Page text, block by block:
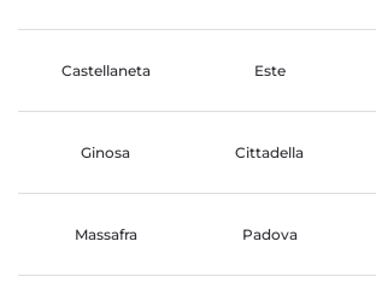
Castellaneta Este
Ginosa Cittadella
Massafra Padova